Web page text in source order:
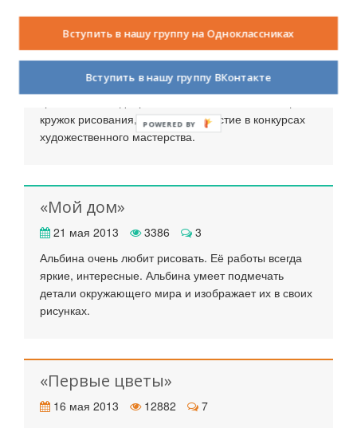
«Дождливый день»
23 мая 2013 4494
3
Настя любит рисовать. Её работы радуют яркими
кружок рисования, принимает участие в конкурсах
художественного мастерства.
«Мой дом»
21 мая 2013 3386
3
Альбина очень любит рисовать. Её работы всегда
яркие, интересные. Альбина умеет подмечать
детали окружающего мира и изображает их в своих
рисунках.
«Первые цветы»
16 мая 2013 12882
7
Вступить в нашу группу на Одноклассниках
Вступить в нашу группу ВКонтакте
POWERED BY